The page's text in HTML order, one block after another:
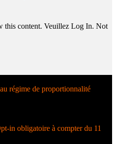
this content. Veuillez Log In. Not
régime de proportionnalité
in obligatoire à compter du 11